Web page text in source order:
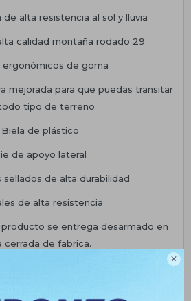

de alta resistencia al sol y lluvia
calidad montaña rodado 29
ergonómicos de goma
mejorada para que puedas transitar
tipo de terreno
Biela de plástico
de apoyo lateral
sellados de alta durabilidad
de alta resistencia
producto se entrega desarmado en
cerrada de fabrica.